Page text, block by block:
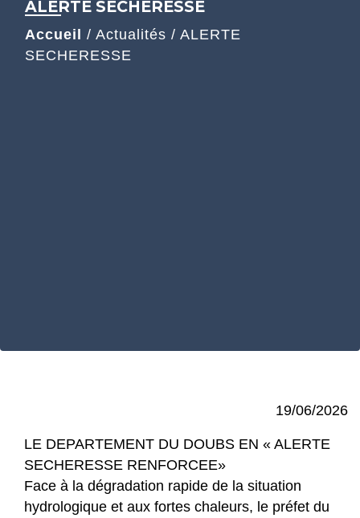
ALERTE SECHERESSE
Accueil / Actualités / ALERTE
SECHERESSE
19/06/2026
LE DEPARTEMENT DU DOUBS EN « ALERTE
SECHERESSE RENFORCEE»
Face à la dégradation rapide de la situation
hydrologique et aux fortes chaleurs, le préfet du